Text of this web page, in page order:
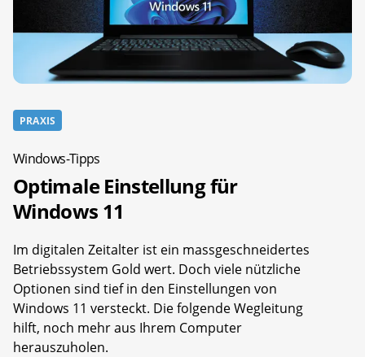
PRAXIS
Windows-Tipps
Optimale Einstellung für
Windows 11
Im digitalen Zeitalter ist ein massgeschneidertes
Betriebssystem Gold wert. Doch viele nützliche
Optionen sind tief in den Einstellungen von
Windows 11 versteckt. Die folgende Wegleitung
hilft, noch mehr aus Ihrem Computer
herauszuholen.